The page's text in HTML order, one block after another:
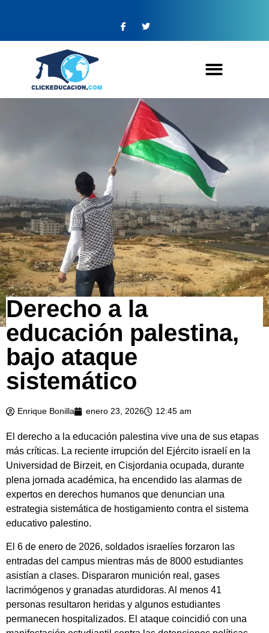
Derecho a la
educación palestina,
bajo ataque
sistemático
Enrique Bonilla enero 23, 2026 12:45 am
El derecho a la educación palestina vive una de sus etapas
más críticas. La reciente irrupción del Ejército israelí en la
Universidad de Birzeit, en Cisjordania ocupada, durante
plena jornada académica, ha encendido las alarmas de
expertos en derechos humanos que denuncian una
estrategia sistemática de hostigamiento contra el sistema
educativo palestino.
El 6 de enero de 2026, soldados israelíes forzaron las
entradas del campus mientras más de 8000 estudiantes
asistían a clases. Dispararon munición real, gases
lacrimógenos y granadas aturdidoras. Al menos 41
personas resultaron heridas y algunos estudiantes
permanecen hospitalizados. El ataque coincidió con una